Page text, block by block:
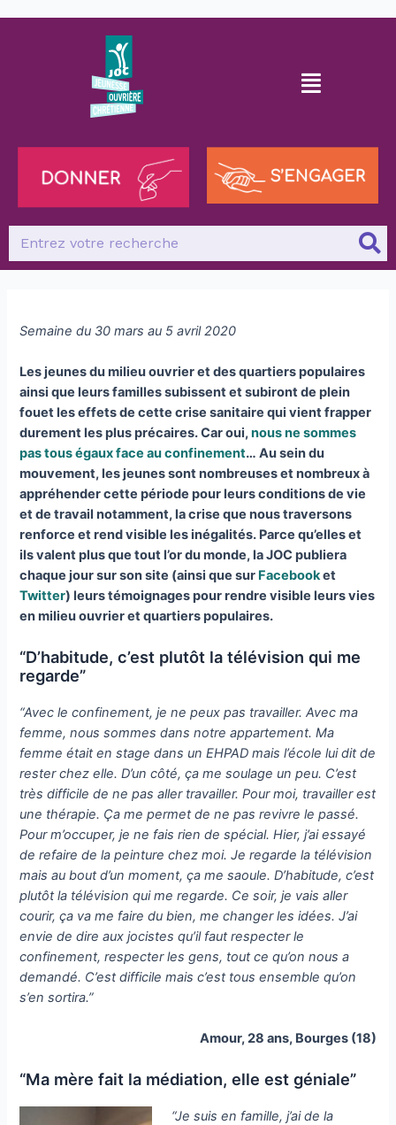
Semaine du 30 mars au 5 avril 2020
Les jeunes du milieu ouvrier et des quartiers populaires
ainsi que leurs familles subissent et subiront de plein
fouet les effets de cette crise sanitaire qui vient frapper
durement les plus précaires. Car oui,nous ne sommes
pas tous égaux face au confinement… Au sein du
mouvement, les jeunes sont nombreuses et nombreux à
appréhender cette période pour leurs conditions de vie
et de travail notamment, la crise que nous traversons
renforce et rend visible les inégalités. Parce qu’elles et
ils valent plus que tout l’or du monde, la JOC publiera
chaque jour sur son site (ainsi que sur Facebooket
Twitter) leurs témoignages pour rendre visible leurs vies
en milieu ouvrier et quartiers populaires.
“D’habitude, c’est plutôt la télévision qui me
regarde”
“Avec le confinement, je ne peux pas travailler. Avec ma
femme, nous sommes dans notre appartement. Ma
femme était en stage dans un EHPAD mais l’école lui dit de
rester chez elle. D’un côté, ça me soulage un peu. C’est
très difficile de ne pas aller travailler. Pour moi, travailler est
une thérapie. Ça me permet de ne pas revivre le passé.
Pour m’occuper, je ne fais rien de spécial. Hier, j’ai essayé
de refaire de la peinture chez moi. Je regarde la télévision
mais au bout d’un moment, ça me saoule. D’habitude, c’est
plutôt la télévision qui me regarde. Ce soir, je vais aller
courir, ça va me faire du bien, me changer les idées. J’ai
envie de dire aux jocistes qu’il faut respecter le
confinement, respecter les gens, tout ce qu’on nous a
demandé. C’est difficile mais c’est tous ensemble qu’on
s’en sortira.”
Amour, 28 ans, Bourges (18)
“Ma mère fait la médiation, elle est géniale”
“Je suis en famille, j’ai de la